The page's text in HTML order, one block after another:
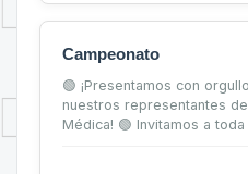
Campeonato
🟢 ¡Presentamos con
nuestros representantes
Médica! 🟢 Invitamos a